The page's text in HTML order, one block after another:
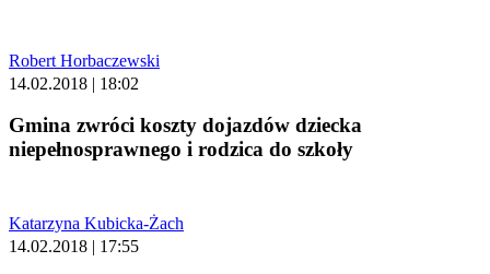
Robert Horbaczewski
14.02.2018 | 18:02
Gmina zwróci koszty dojazdów dziecka
niepełnosprawnego i rodzica do szkoły
Katarzyna Kubicka-Żach
14.02.2018 | 17:55